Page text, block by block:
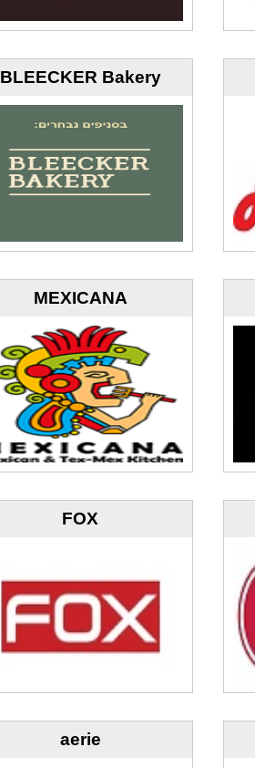
BLEECKER Bakery
MEXICANA
FOX
aerie